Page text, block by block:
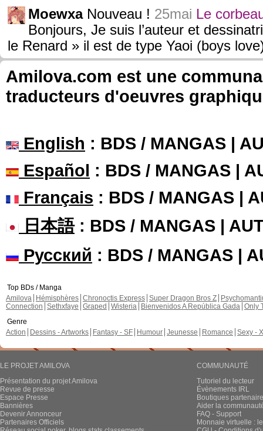
Moewxa Nouveau ! 25mai Le
Bonjours, Je suis l’auteur et
le Renard » il est de type Yaoi (boys
Amilova.com est une
traducteurs d'oeuvres
English : BDS / MANGAS |
Español : BDS / MANGAS |
Français : BDS / MANGAS |
日本語: BDS / MANGAS |
Русский : BDS / MANGAS |
Top BDs / Manga
Amilova
Hémisphères Chronoctis Express Super Dragon Bros Z
Connection Sethxfaye Graped Wisteria Bienvenidos A República Gada Only
Genre
Action
Dessins - Artworks Fantasy - SF Humour Jeunesse Romance Sexy -
LE PROJET AMILOVA
Présentation du projet Amilova
Revue de presse
Espace Presse
Bannières
Devenir Annonceur
Partenaires Officiels
COMMUNAUTÉ
Tutoriel du lecteur
Évènements IRL
Boutiques
Aider la
FAQ - Support
Monnaie virtuelle :